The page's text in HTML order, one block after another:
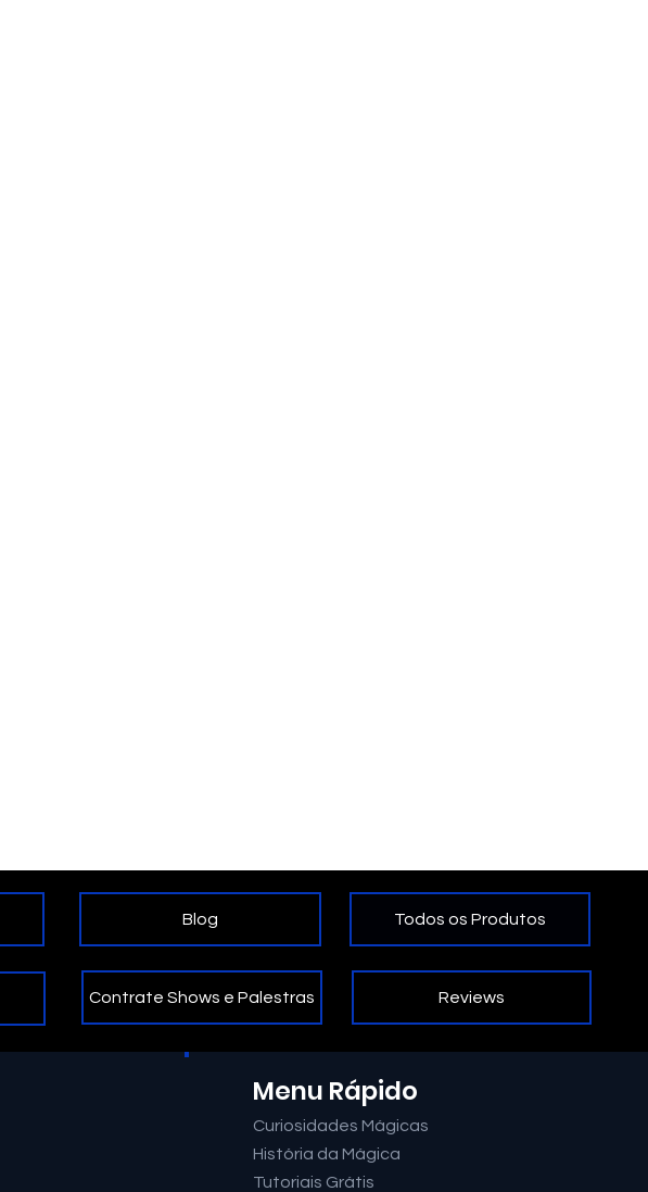
Contrate Shows e Palestras Reviews
Blog Todos os Produtos
Menu Rápido
Curiosidades Mágicas
História da Mágica
Tutoriais Grátis